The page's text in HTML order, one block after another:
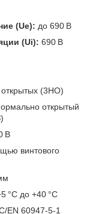
(Ue): до 690 В
(Ui): 690 В
(3НО)
открытый
В
винтового
°C до +40 °C
EN 60947-5-1